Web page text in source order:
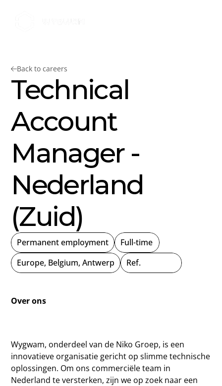
Back to careers
Technical
Account
Manager -
Nederland
(Zuid)
Permanent employment
Full-time
Europe, Belgium, Antwerp
Ref.
Over ons
Wygwam, onderdeel van de Niko Groep, is een
innovatieve organisatie gericht op slimme technische
oplossingen. Om ons commerciële team in
Nederland te versterken, zijn we op zoek naar een